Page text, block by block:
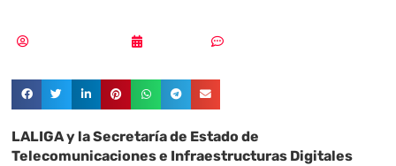
LALIGA y la Secretaría de Estado de
Telecomunicaciones e Infraestructuras Digitales